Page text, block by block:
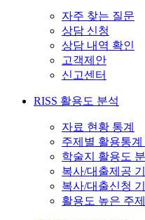
자주 찾는 질문
상담 신청
상담 내역 확인
고객제안
신고센터
RISS 활용도 분석
자료 현황 통계
주제별 활용통계
학술지 활용도
복사/대출제공
복사/대출신청
활용도 높은 주제